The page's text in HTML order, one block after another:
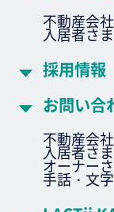
不動産会
入居者さ
採用情報
お問い合
不動産会
入居者さ
オーナー
手話・文